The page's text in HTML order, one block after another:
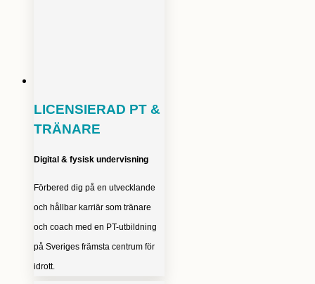
LICENSIERAD PT &
TRÄNARE
Digital & fysisk undervisning
Förbered dig på en utvecklande
och hållbar karriär som tränare
och coach med en PT-utbildning
på Sveriges främsta centrum för
idrott.